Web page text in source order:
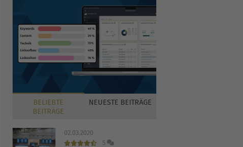
BELIEBTE
BEITRÄGE
NEUESTE BEITRÄGE
02.03.2020
5